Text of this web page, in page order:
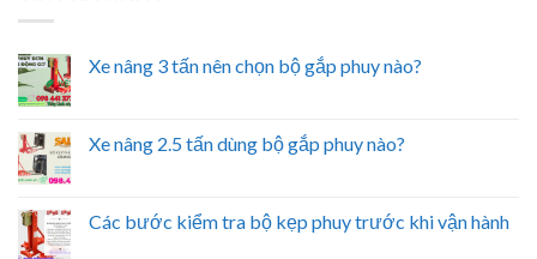
Xe nâng 3 tấn nên chọn bộ gắp phuy nào?
Xe nâng 2.5 tấn dùng bộ gắp phuy nào?
Các bước kiểm tra bộ kẹp phuy trước khi vận hành